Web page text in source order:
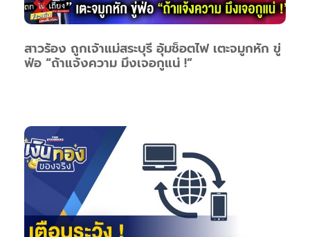
สาวร้อง ถูกเจ้าแม่สระบุรี อุ้มช็อตไฟ เตะจมูกหัก ขู่
ฟ่อ “ถ้าแจ้งความ มึงเจอกูแน่ !”